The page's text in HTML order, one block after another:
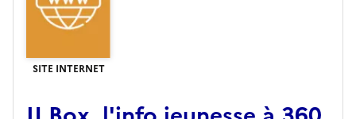
SITE INTERNET